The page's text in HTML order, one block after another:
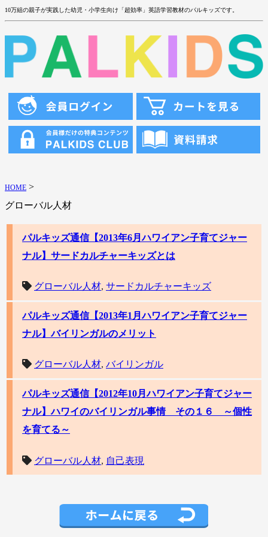
10万組の親子が実践した幼児・小学生向け「超効率」英語学習教材のパルキッズです。
HOME >
グローバル人材
パルキッズ通信【2013年6月ハワイアン子育てジャー
ナル】サードカルチャーキッズとは
グローバル人材, サードカルチャーキッズ
パルキッズ通信【2013年1月ハワイアン子育てジャー
ナル】バイリンガルのメリット
グローバル人材, バイリンガル
パルキッズ通信【2012年10月ハワイアン子育てジャー
ナル】ハワイのバイリンガル事情 その１６ ～個性
を育てる～
グローバル人材, 自己表現